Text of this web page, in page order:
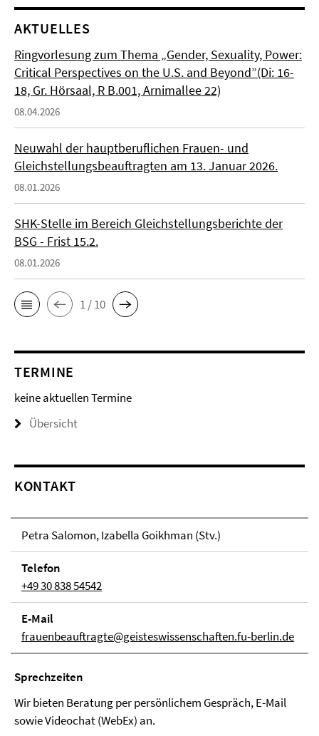
AKTUELLES
Ringvorlesung zum Thema „Gender, Sexuality, Power:
Critical Perspectives on the U.S. and Beyond”(Di: 16-
18, Gr. Hörsaal, R B.001, Arnimallee 22)
08.04.2026
Neuwahl der hauptberuflichen Frauen- und
Gleichstellungsbeauftragten am 13. Januar 2026.
08.01.2026
SHK-Stelle im Bereich Gleichstellungsberichte der
BSG - Frist 15.2.
08.01.2026
1 / 10
TERMINE
keine aktuellen Termine
Übersicht
KONTAKT
Petra Salomon, Izabella Goikhman (Stv.)
Telefon
+49 30 838 54542
E-Mail
frauenbeauftragte@geisteswissenschaften.fu-berlin.de
Sprech­zei­ten
Wir bieten Beratung per persönlichem Gespräch, E-Mail
sowie Videochat (WebEx) an.